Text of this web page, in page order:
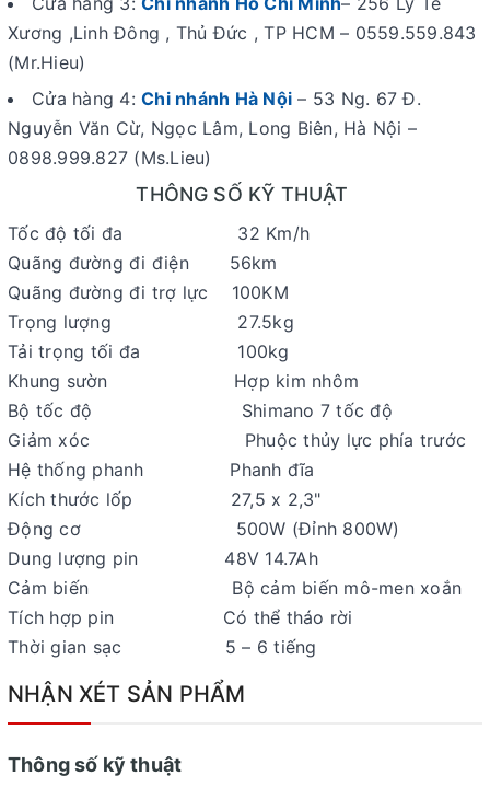
Xương ,Linh Đông , Thủ Đức , TP HCM – 0559.559.843
(Mr.Hieu)
Cửa hàng 4: Chi nhánh Hà Nội – 53 Ng. 67 Đ.
Nguyễn Văn Cừ, Ngọc Lâm, Long Biên, Hà Nội –
0898.999.827 (Ms.Lieu)
THÔNG SỐ KỸ THUẬT
Tốc độ tối đa 32 Km/h
Quãng đường đi điện 56km
Quãng đường đi trợ lực 100KM
Trọng lượng 27.5kg
Tải trọng tối đa 100kg
Khung sườn Hợp kim nhôm
Bộ tốc độ Shimano 7 tốc độ
Giảm xóc Phuộc thủy lực phía trước
Hệ thống phanh Phanh đĩa
Kích thước lốp 27,5 x 2,3"
Động cơ 500W (Đỉnh 800W)
Dung lượng pin 48V 14.7Ah
Cảm biến Bộ cảm biến mô-men xoắn
Tích hợp pin Có thể tháo rời
Thời gian sạc 5 – 6 tiếng
NHẬN XÉT SẢN PHẨM
Thông số kỹ thuật